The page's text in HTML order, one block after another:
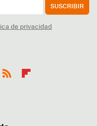
SUSCRIBIR
de privacidad